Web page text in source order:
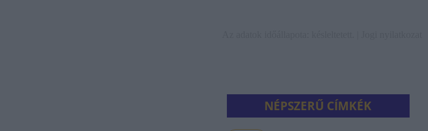
NÉPSZERŰ CÍMKÉK